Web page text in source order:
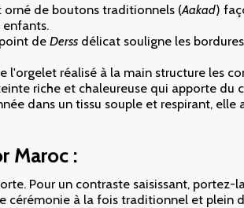
orné de boutons traditionnels (Aakad)
de Derss délicat souligne les
l'orgelet réalisé à la main structure les
riche et chaleureuse qui apporte
dans un tissu souple et respirant,
Maroc :
Pour un contraste saisissant, portez-
cérémonie à la fois traditionnel et plein